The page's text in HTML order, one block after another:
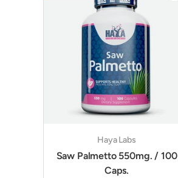
Haya Labs
Saw Palmetto 550mg. / 100
Caps.